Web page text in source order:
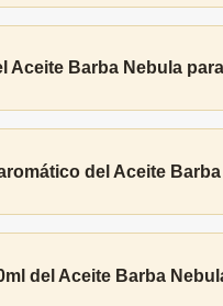
Aceite Barba Nebula
del Aceite
del Aceite Barba